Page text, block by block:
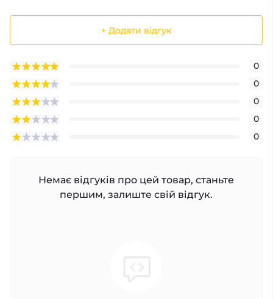
+ Додати відгук
0
0
0
0
0
Немає відгуків про цей товар, станьте
першим, залиште свій відгук.